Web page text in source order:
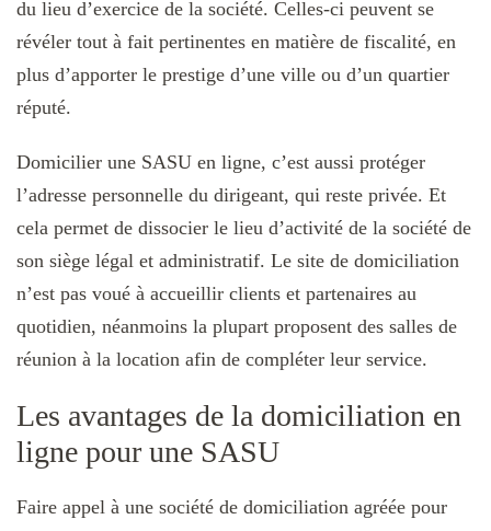
du lieu d’exercice de la société. Celles-ci peuvent se
révéler tout à fait pertinentes en matière de fiscalité, en
plus d’apporter le prestige d’une ville ou d’un quartier
réputé.
Domicilier une SASU en ligne, c’est aussi protéger
l’adresse personnelle du dirigeant, qui reste privée. Et
cela permet de dissocier le lieu d’activité de la société de
son siège légal et administratif. Le site de domiciliation
n’est pas voué à accueillir clients et partenaires au
quotidien, néanmoins la plupart proposent des salles de
réunion à la location afin de compléter leur service.
Les avantages de la domiciliation en
ligne pour une SASU
Faire appel à une société de domiciliation agréée pour